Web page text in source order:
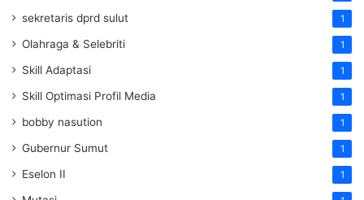
sekretaris dprd sulut 1
Olahraga & Selebriti 1
Skill Adaptasi 1
Skill Optimasi Profil Media 1
bobby nasution 1
Gubernur Sumut 1
Eselon II 1